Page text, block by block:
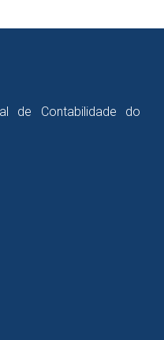
de Contabilidade do